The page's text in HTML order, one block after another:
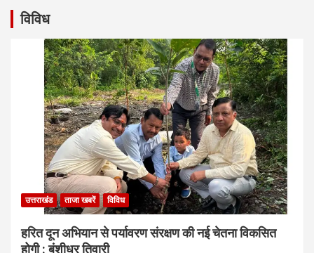
विविध
उत्तराखंड ताजा खबरें विविध
हरित दून अभियान से पर्यावरण संरक्षण की नई चेतना विकसित
होगी : बंशीधर तिवारी